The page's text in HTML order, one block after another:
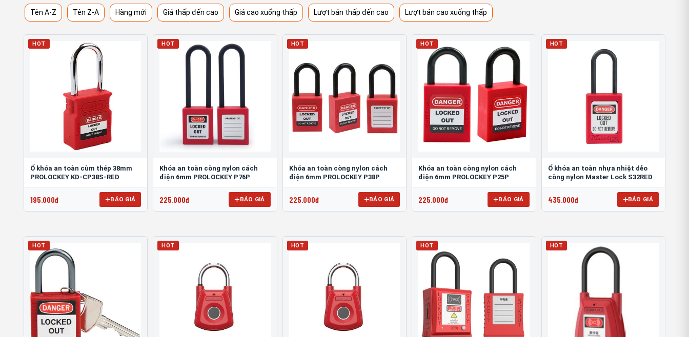
Tên A-Z Tên Z-A Hàng mới Giá thấp đến cao Giá cao xuống thấp Lượt bán thấp đến cao Lượt bán cao xuống thấp
HOT
Ổ khóa an toàn cùm thép 38mm
PROLOCKEY KD-CP38S-RED
195.000đ BÁO GIÁ
HOT
Khóa an toàn còng nylon cách
điện 6mm PROLOCKEY P76P
225.000đ BÁO GIÁ
HOT
Khóa an toàn còng nylon cách
điện 6mm PROLOCKEY P38P
225.000đ BÁO GIÁ
HOT
Khóa an toàn còng nylon cách
điện 6mm PROLOCKEY P25P
225.000đ BÁO GIÁ
HOT
Ổ khóa an toàn nhựa nhiệt dẻo
còng nylon Master Lock S32RED
435.000đ BÁO GIÁ
HOT HOT HOT HOT HOT